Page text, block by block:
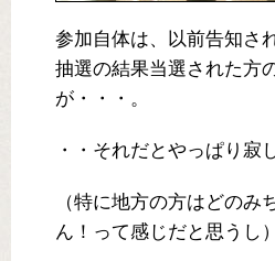
参加自体は、以前告知さ
抽選の結果当選された方
が・・・。
・・それだとやっぱり寂
（特に地方の方はどのみ
ん！って感じだと思うし）